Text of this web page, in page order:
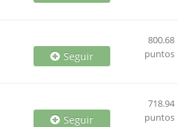
Seguir
800.68
puntos
Seguir
718.94
puntos